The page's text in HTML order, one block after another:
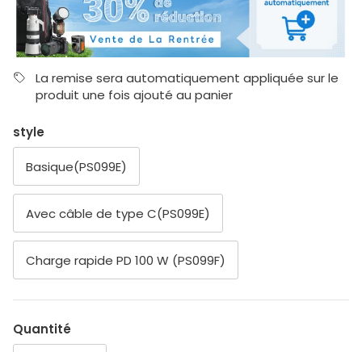
La remise sera automatiquement appliquée sur le
produit une fois ajouté au panier
style
Basique(PS099E)
Avec câble de type C(PS099E)
Charge rapide PD 100 W (PS099F)
Quantité